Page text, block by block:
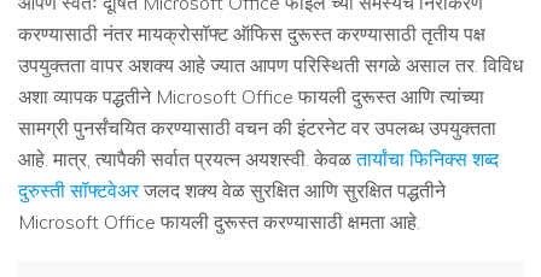
करण्यासाठी नंतर मायक्रोसॉफ्ट ऑफिस दुरूस्त करण्यासाठी तृतीय पक्ष
उपयुक्तता वापर अशक्य आहे ज्यात आपण परिस्थिती सगळे असाल तर. विविध
अशा व्यापक पद्धतीने Microsoft Office फायली दुरूस्त आणि त्यांच्या
सामग्री पुनर्संचयित करण्यासाठी वचन की इंटरनेट वर उपलब्ध उपयुक्तता
आहे. मात्र, त्यापैकी सर्वात प्रयत्न अयशस्वी. केवळतार्यांचा फिनिक्स शब्द
दुरुस्ती सॉफ्टवेअरजलद शक्य वेळ सुरक्षित आणि सुरक्षित पद्धतीने
Microsoft Office फायली दुरूस्त करण्यासाठी क्षमता आहे.